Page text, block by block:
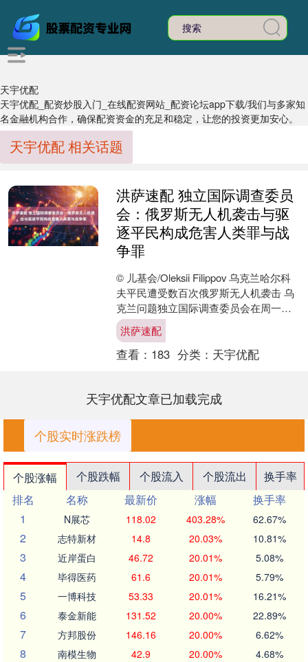
天宇优配
天宇优配_配资炒股入门_在线配资网站_配资论坛app下载/我们与多家知
名金融机构合作，确保配资资金的充足和稳定，让您的投资更加安心。
天宇优配 相关话题
洪萨速配 独立国际调查委员
会：俄罗斯无人机袭击与驱
逐平民构成危害人类罪与战
争罪
© 儿基会/Oleksii Filippov 乌克兰哈尔科
夫平民遭受数百次俄罗斯无人机袭击 乌
克兰问题独立国际调查委员会在周一提
交给联合国大会的新报告中指出，俄....
洪萨速配
查看： 183 分类： 天宇优配
天宇优配文章已加载完成
个股实时涨跌榜
个股涨幅 个股跌幅 个股流入 个股流出
换手率
排名
名称 最新价 涨幅
换手率
1
N展芯 118.02 403.28% 62.67%
2 志特新材 14.8 20.03% 10.81%
3 近岸蛋白 46.72 20.01% 5.08%
4 毕得医药 61.6 20.01% 5.79%
5 一博科技 53.33 20.01% 16.21%
6 泰金新能 131.52 20.00% 22.89%
7 方邦股份 146.16 20.00% 6.62%
8 南模生物 42.9 20.00% 4.68%